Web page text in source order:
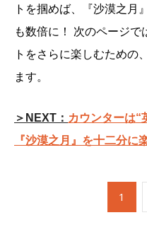
トを掴めば、『沙漠之月
も数倍に！ 次のページで
トをさらに楽しむための
ます。
＞NEXT： カウンターは“
『沙漠之月』を十二分に
1